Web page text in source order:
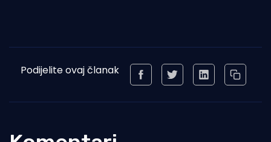
Podijelite ovaj članak